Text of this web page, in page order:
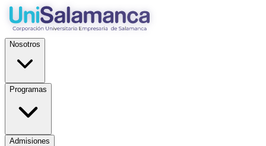
Nosotros
Programas
Admisiones